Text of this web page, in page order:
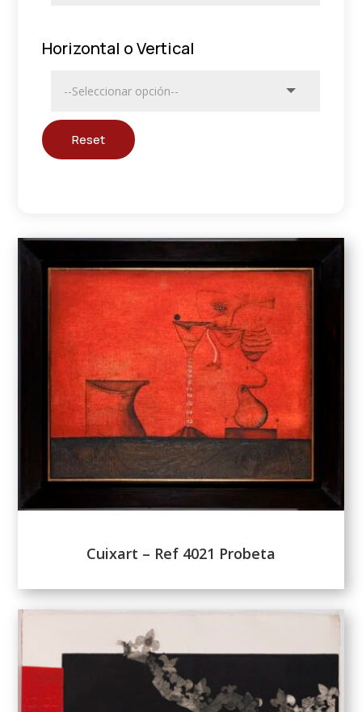
Horizontal o Vertical
Reset
Cuixart – Ref 4021 Probeta